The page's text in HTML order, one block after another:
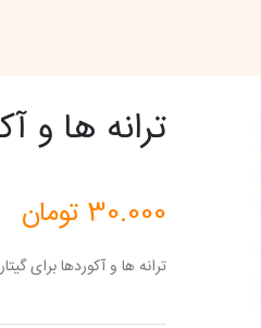
ترانه ها و
30.000 تومان
ترانه ها و آکوردها برای